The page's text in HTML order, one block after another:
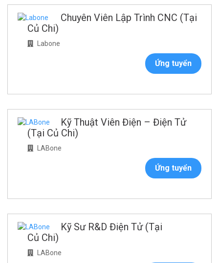
Chuyên Viên Lập Trình CNC (Tại
Củ Chi)
Labone
Ứng tuyển
Kỹ Thuật Viên Điện – Điện Tử
(Tại Củ Chi)
LABone
Ứng tuyển
Kỹ Sư R&D Điện Tử (Tại
Củ Chi)
LABone